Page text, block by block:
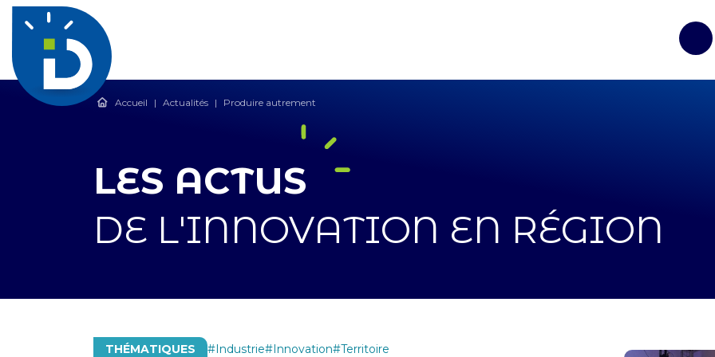
Accueil | Actualités | Produire autrement
LES ACTUS
DE L'INNOVATION EN RÉGION
THÉMATIQUES Industrie Innovation Territoire